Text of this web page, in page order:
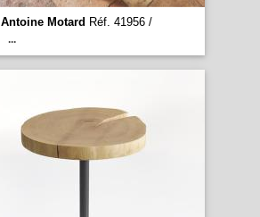
Antoine Motard Réf. 41956 /
...